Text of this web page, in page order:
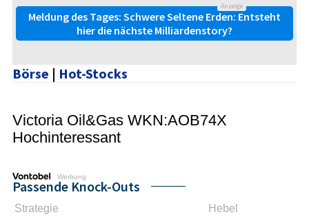
Anzeige
Meldung des Tages: Schwere Seltene Erden: Entsteht
hier die nächste Milliardenstory?
Börse | Hot-Stocks
Victoria Oil&Gas WKN:AOB74X
Hochinteressant
Werbung
Passende Knock-Outs
Strategie Hebel